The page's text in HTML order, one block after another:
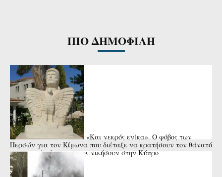
ΠΙΟ ΔΗΜΟΦΙΛΗ
«Και νεκρός ενίκα». Ο φόβος των
Περσών για τον Κίμωνα που διέταξε να κρατήσουν τον θάνατό
του κρυφό μέχρι να τους νικήσουν στην Κύπρο